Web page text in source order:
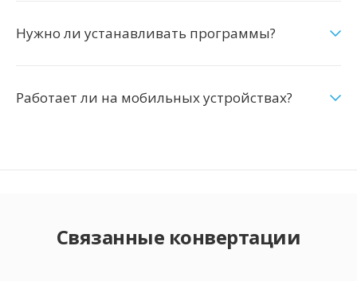
Нужно ли устанавливать программы?
Работает ли на мобильных устройствах?
Связанные конвертации